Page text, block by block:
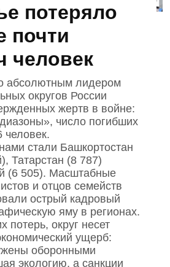
потеряло
почти
человек
абсолютным лидером
округов России
жертв в войне:
число погибших
человек.
стали Башкортостан
Татарстан (8 787)
(6 505). Масштабные
и отцов семейств
острый кадровый
яму в регионах.
потерь, округ несет
ущерб:
оборонными
экологию, а санкции